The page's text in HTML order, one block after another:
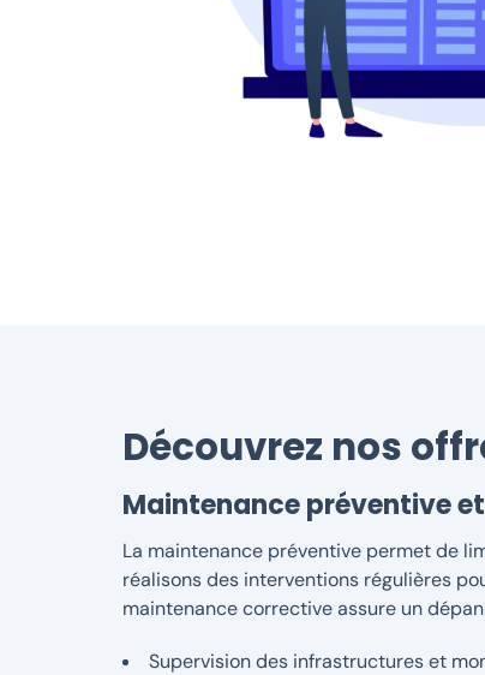
Découvrez nos
Maintenance préventive
La maintenance préventive permet de
réalisons des interventions régulières
maintenance corrective assure un
Supervision des infrastructures et